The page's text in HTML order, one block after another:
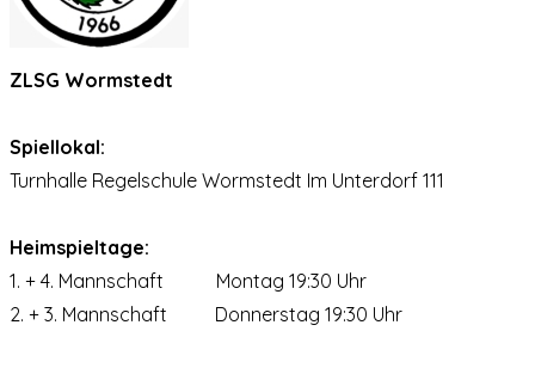
ZLSG Wormstedt
Spiellokal:
Turnhalle Regelschule Wormstedt Im Unterdorf 111
Heimspieltage:
1. + 4. Mannschaft Montag 19:30 Uhr
2. + 3. Mannschaft Donnerstag 19:30 Uhr